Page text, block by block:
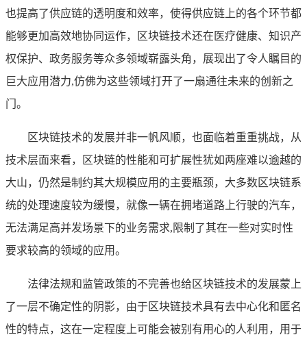
也提高了供应链的透明度和效率，使得供应链上的各个环节都
能够更加高效地协同运作，区块链技术还在医疗健康、知识产
权保护、政务服务等众多领域崭露头角，展现出了令人瞩目的
巨大应用潜力,仿佛为这些领域打开了一扇通往未来的创新之
门。
区块链技术的发展并非一帆风顺，也面临着重重挑战，从
技术层面来看，区块链的性能和可扩展性犹如两座难以逾越的
大山，仍然是制约其大规模应用的主要瓶颈，大多数区块链系
统的处理速度较为缓慢，就像一辆在拥堵道路上行驶的汽车，
无法满足高并发场景下的业务需求,限制了其在一些对实时性
要求较高的领域的应用。
法律法规和监管政策的不完善也给区块链技术的发展蒙上
了一层不确定性的阴影，由于区块链技术具有去中心化和匿名
性的特点，这在一定程度上可能会被别有用心的人利用，用于